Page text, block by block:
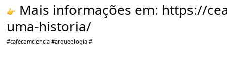
Mais informações em: https://
uma-historia/
#cafecomciencia #arqueologia #